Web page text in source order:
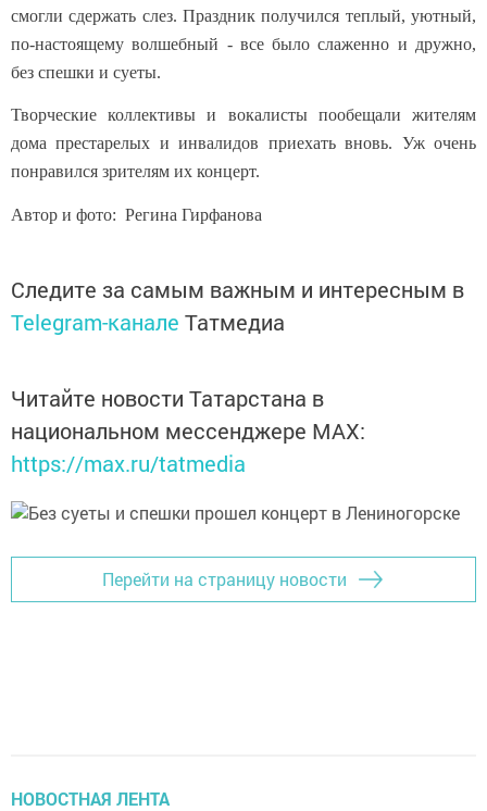
смогли сдержать слез. Праздник получился теплый, уютный,
по-настоящему волшебный - все было слаженно и дружно,
без спешки и суеты.
Творческие коллективы и вокалисты пообещали жителям
дома престарелых и инвалидов приехать вновь. Уж очень
понравился зрителям их концерт.
Автор и фото: Регина Гирфанова
Следите за самым важным и интересным в
Telegram-канале Татмедиа
Читайте новости Татарстана в
национальном мессенджере MАХ:
https://max.ru/tatmedia
Перейти на страницу новости
НОВОСТНАЯ ЛЕНТА